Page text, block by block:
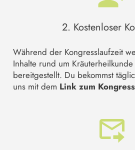
2. Kostenloser
Während der Kongresslaufzeit
Inhalte rund um
bereitgestellt. Du bekommst
uns mit dem Link zum